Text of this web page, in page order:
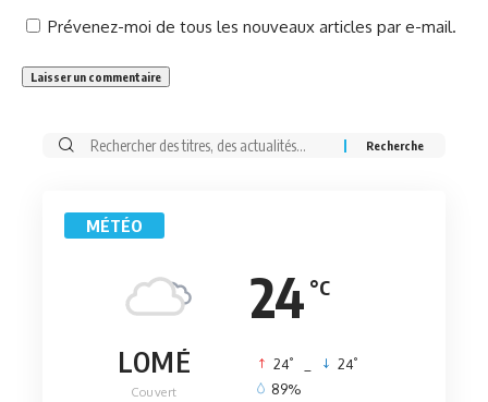
Prévenez-moi de tous les nouveaux articles par e-mail.
Rechercher:
MÉTÉO
24 °C
LOMÉ
Couvert
24° 24°
89%